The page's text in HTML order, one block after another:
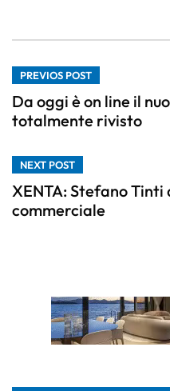
PREVIOS POST
Da oggi è on line il
totalmente rivisto
NEXT POST
XENTA: Stefano
commerciale